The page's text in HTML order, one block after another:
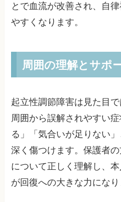
とで血流が改善され、自
やすくなります。
周囲の理解とサポ
起立性調節障害は見た目で
周囲から誤解されやすい
る」「気合いが足りない
深く傷つけます。保護者
について正しく理解し、
が回復への大きな力になり